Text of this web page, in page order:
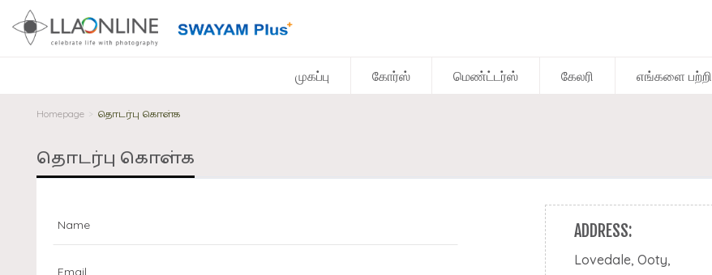
முகப்பு கோர்ஸ் மெண்ட்டர்ஸ் கேலரி எங்களை பற்றி
Homepage > தொடர்பு கொள்க
தொடர்பு கொள்க
ADDRESS:
Lovedale, Ooty,